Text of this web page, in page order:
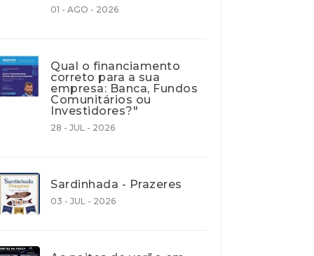
01 - AGO - 2026
Qual o financiamento
correto para a sua
empresa: Banca, Fundos
Comunitários ou
Investidores?"
28 - JUL - 2026
Sardinhada - Prazeres
03 - JUL - 2026